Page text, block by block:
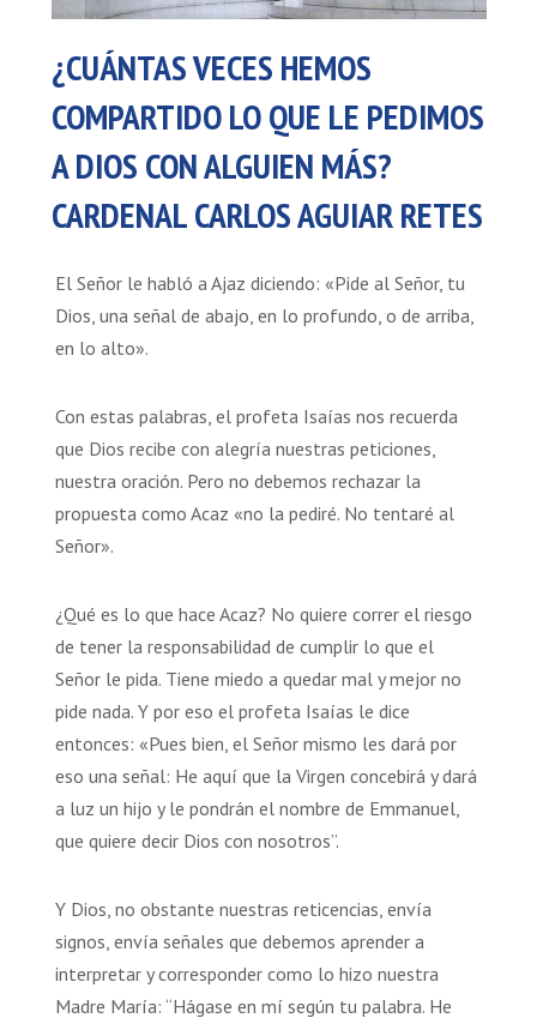
¿CUÁNTAS VECES HEMOS
COMPARTIDO LO QUE LE PEDIMOS
A DIOS CON ALGUIEN MÁS?
CARDENAL CARLOS AGUIAR RETES
El Señor le habló a Ajaz diciendo: «Pide al Señor, tu
Dios, una señal de abajo, en lo profundo, o de arriba,
en lo alto».
Con estas palabras, el profeta Isaías nos recuerda
que Dios recibe con alegría nuestras peticiones,
nuestra oración. Pero no debemos rechazar la
propuesta como Acaz «no la pediré. No tentaré al
Señor».
¿Qué es lo que hace Acaz? No quiere correr el riesgo
de tener la responsabilidad de cumplir lo que el
Señor le pida. Tiene miedo a quedar mal y mejor no
pide nada. Y por eso el profeta Isaías le dice
entonces: «Pues bien, el Señor mismo les dará por
eso una señal: He aquí que la Virgen concebirá y dará
a luz un hijo y le pondrán el nombre de Emmanuel,
que quiere decir Dios con nosotros”.
Y Dios, no obstante nuestras reticencias, envía
signos, envía señales que debemos aprender a
interpretar y corresponder como lo hizo nuestra
Madre María: “Hágase en mí según tu palabra. He